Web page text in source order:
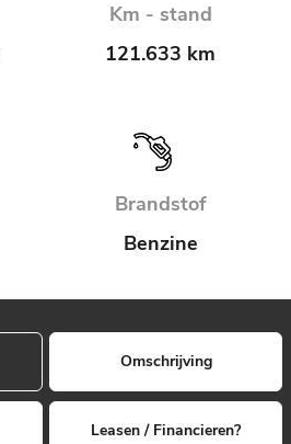
Km - stand
121.633 km
Brandstof
Benzine
Omschrijving
Leasen / Financieren?